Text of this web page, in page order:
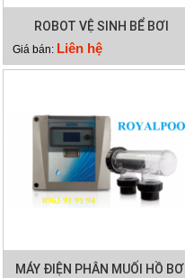
ROBOT VỆ SINH BỂ BƠI
DOLPHIN WAVE 75
Giá bán: Liên hệ
MÁY ĐIỆN PHÂN MUỐI HỒ BƠI